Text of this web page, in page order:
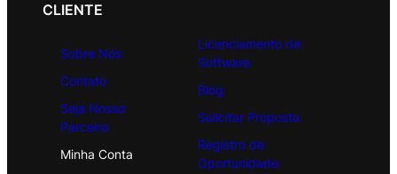
CLIENTE
Sobre Nós
Contato
Seja Nosso
Parceiro
Minha Conta
Licenciamento de
Software
Blog
Solicitar Proposta
Registro de
Oportunidade